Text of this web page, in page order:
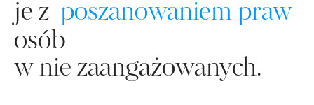
je z poszanowaniem praw
osób
w nie zaangażowanych.